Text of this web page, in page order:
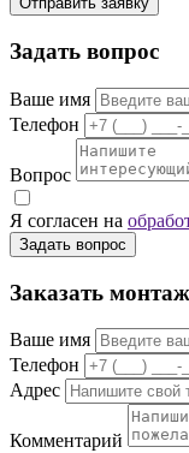
Задать вопрос
Ваше имя
Телефон
Вопрос
Я согласен на
Задать вопрос
Заказать монтаж
Ваше имя
Телефон
Адрес
Комментарий